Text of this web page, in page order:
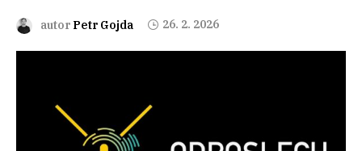
autor Petr Gojda 26. 2. 2026